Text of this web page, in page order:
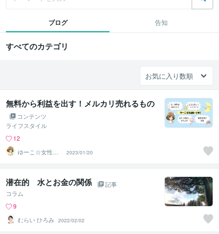
ブログ 告知
すべてのカテゴリ
無料から利益を出す！メルカリ売れるもの
コンテンツ
ライフスタイル
12
ゆーこ☆女性向
け共感セールス
ライター
2023/01/20
潜在的 水とお金の関係
記事
コラム
9
むらい ひろみ 2022/02/02